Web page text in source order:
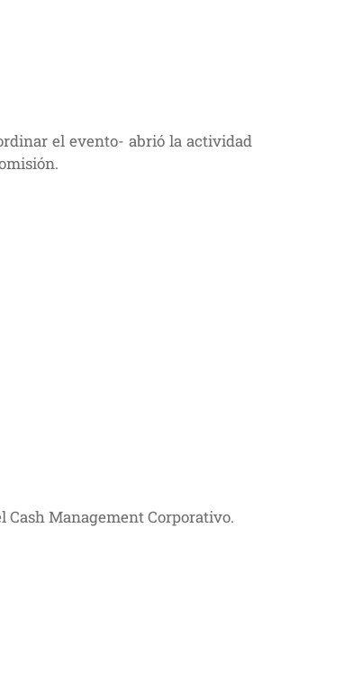
el evento- abrió la actividad
Cash Management Corporativo.